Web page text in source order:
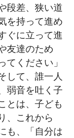
段差、狭い道
を持って進め
ぐに立って進
友達のため
てください」
して、誰一人
弱音を吐く子
とは、子ども
、これから
も、「自分は